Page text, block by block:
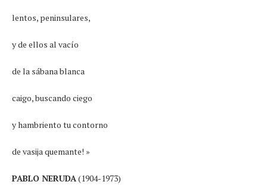
lentos, peninsulares,
y de ellos al vacío
de la sábana blanca
caigo, buscando ciego
y hambriento tu contorno
de vasija quemante! »
PABLO NERUDA(1904-1973)